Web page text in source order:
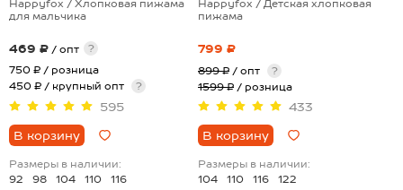
Happyfox / Хлопковая пижама
для мальчика
469 ₽ / опт
?
750 ₽ / розница
450 ₽ / крупный опт
?
595
В корзину
Размеры в наличии:
92
98 104 110 116
Happyfox / Детская хлопковая
пижама
799 ₽
899 ₽ / опт
?
1599 ₽ / розница
433
В корзину
Размеры в наличии:
104
110 116 122